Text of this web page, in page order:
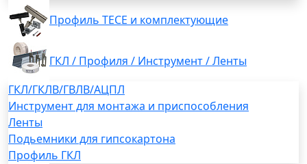
Профиль TECE и комплектующие
ГКЛ / Профиля / Инструмент / Ленты
ГКЛ/ГКЛВ/ГВЛВ/АЦПЛ
Инструмент для монтажа и приспособления
Ленты
Подьемники для гипсокартона
Профиль ГКЛ